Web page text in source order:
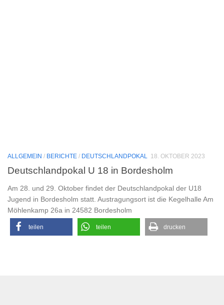
ALLGEMEIN / BERICHTE / DEUTSCHLANDPOKAL 18. OKTOBER 2023
Deutschlandpokal U 18 in Bordesholm
Am 28. und 29. Oktober findet der Deutschlandpokal der U18
Jugend in Bordesholm statt. Austragungsort ist die Kegelhalle Am
Möhlenkamp 26a in 24582 Bordesholm
teilen teilen drucken